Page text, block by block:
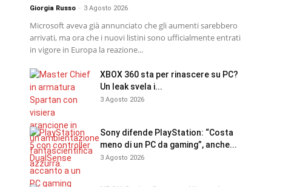
Giorgia Russo - 3 Agosto 2026
Microsoft aveva già annunciato che gli aumenti sarebbero
arrivati, ma ora che i nuovi listini sono ufficialmente entrati
in vigore in Europa la reazione...
XBOX 360 sta per rinascere su PC?
Un leak svela i...
3 Agosto 2026
Sony difende PlayStation: “Costa
meno di un PC da gaming”, anche...
3 Agosto 2026